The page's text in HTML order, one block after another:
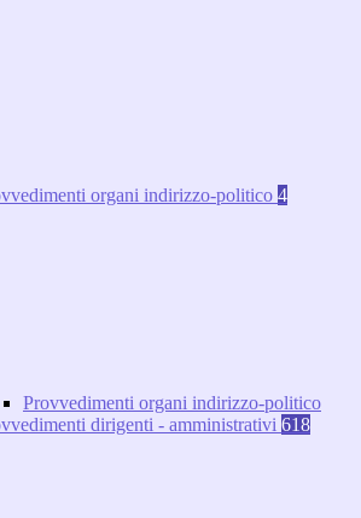
organi indirizzo-politico 4
Provvedimenti organi indirizzo-politico
dirigenti - amministrativi 618